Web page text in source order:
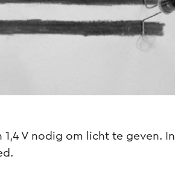
V nodig om licht te geven. In